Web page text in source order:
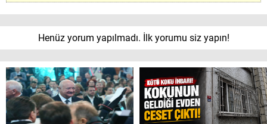
Henüz yorum yapılmadı. İlk yorumu siz yapın!